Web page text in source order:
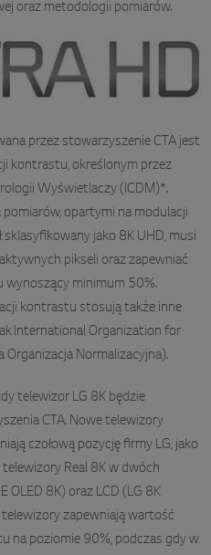
oraz metodologii pomiarów.
przez stowarzyszenie CTA jest
kontrastu, określonym przez
Wyświetlaczy (ICDM)*.
opartymi na modulacji
jako 8K UHD, musi
pikseli oraz zapewniać
wynoszący minimum 50%.
kontrastu stosują także inne
International Organization for
Normalizacyjna).
telewizor LG 8K będzie
CTA. Nowe telewizory
czołową pozycję firmy LG, jako
Real 8K w dwóch
OLED 8K) oraz LCD (LG 8K
zapewniają wartość
na poziomie 90%, podczas gdy w